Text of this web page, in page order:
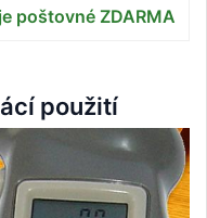
poštovné ZDARMA
použití